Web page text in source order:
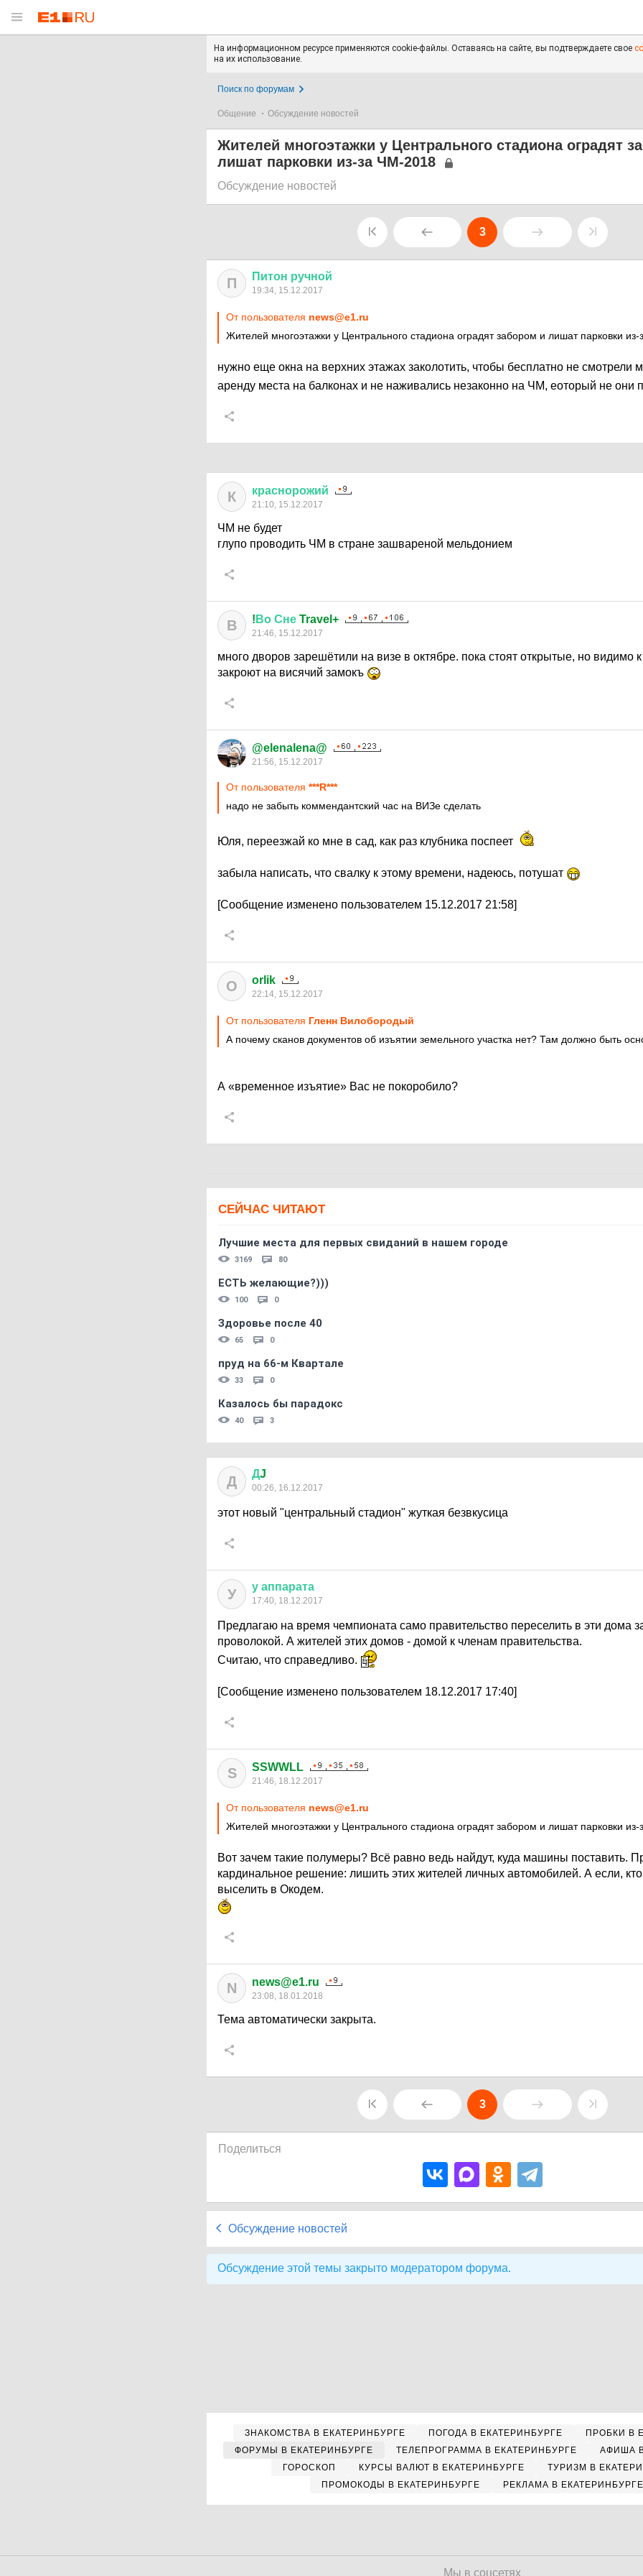
На информационном ресурсе применяются cookie-файлы. Оставаясь на сайте, вы подтверждаете свое
на их использование.
Поиск по форумам
Общение Обсуждение новостей
Жителей многоэтажки у Центрального стадиона оградят
лишат парковки из-за ЧМ-2018
Обсуждение новостей
3
П Питон ручной
19:34, 15.12.2017
От пользователя news@e1.ru
Жителей многоэтажки у Центрального стадиона оградят забором и лишат парковки
нужно еще окна на верхних этажах заколотить, чтобы бесплатно не смотрели
аренду места на балконах и не наживались незаконно на ЧМ, еоторый не они
К краснорожий
21:10, 15.12.2017
ЧМ не будет
глупо проводить ЧМ в стране зашвареной мельдонием
В ! Во Сне Travel+
21:46, 15.12.2017
много дворов зарешётили на визе в октябре. пока стоят открытые, но видимо
закроют на висячий замокъ
@elenalena@
21:56, 15.12.2017
От пользователя ***R***
надо не забыть коммендантский час на ВИЗе сделать
Юля, переезжай ко мне в сад, как раз клубника поспеет
забыла написать, что свалку к этому времени, надеюсь, потушат
[Сообщение изменено пользователем 15.12.2017 21:58]
O orlik
22:14, 15.12.2017
От пользователя Гленн Вилобородый
А почему сканов документов об изъятии земельного участка нет? Там должно быть
А «временное изъятие» Вас не покоробило?
СЕЙЧАС ЧИТАЮТ
Лучшие места для первых свиданий в нашем городе
3169 80
ЕСТЬ желающие?)))
100 0
Здоровье после 40
65 0
пруд на 66-м Квартале
33 0
Казалось бы парадокс
40 3
Д ДJ
00:26, 16.12.2017
этот новый "центральный стадион" жуткая безвкусица
У у аппарата
17:40, 18.12.2017
Предлагаю на время чемпионата само правительство переселить в эти дома
проволокой. А жителей этих домов - домой к членам правительства.
Считаю, что справедливо.
[Сообщение изменено пользователем 18.12.2017 17:40]
S SSWWLL
21:46, 18.12.2017
От пользователя news@e1.ru
Жителей многоэтажки у Центрального стадиона оградят забором и лишат парковки
Вот зачем такие полумеры? Всё равно ведь найдут, куда машины поставить.
кардинальное решение: лишить этих жителей личных автомобилей. А если,
выселить в Окодем.
N news@e1.ru
23:08, 18.01.2018
Тема автоматически закрыта.
3
Поделиться
Обсуждение новостей
Обсуждение этой темы закрыто модератором форума.
ЗНАКОМСТВА В ЕКАТЕРИНБУРГЕ ПОГОДА В ЕКАТЕРИНБУРГЕ
ПРОБКИ В
ФОРУМЫ В ЕКАТЕРИНБУРГЕ
ТЕЛЕПРОГРАММА В ЕКАТЕРИНБУРГЕ
АФИША
ГОРОСКОП
КУРСЫ ВАЛЮТ В ЕКАТЕРИНБУРГЕ
ТУРИЗМ В
ПРОМОКОДЫ В ЕКАТЕРИНБУРГЕ
РЕКЛАМА В ЕКАТЕРИНБУРГЕ
Мы в соцсетях